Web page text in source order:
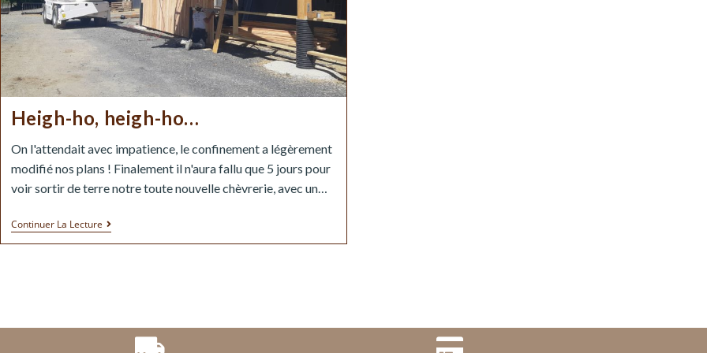
Heigh-ho, heigh-ho…
On l'attendait avec impatience, le confinement a légèrement
modifié nos plans ! Finalement il n'aura fallu que 5 jours pour
voir sortir de terre notre toute nouvelle chèvrerie, avec un…
Continuer La Lecture